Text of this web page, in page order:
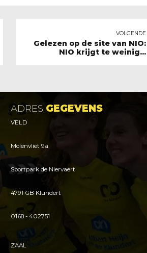
VOLGENDE
Gelezen op de site van NIO:
NIO krijgt te weinig...
ADRES GEGEVENS
VELD
Molenvliet 9a
Sportpark de Niervaert
4791 GB Klundert
0168 - 402751
ZAAL